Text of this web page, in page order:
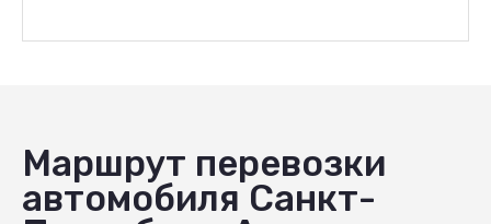
Маршрут перевозки
автомобиля Санкт-